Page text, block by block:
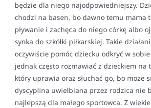
będzie dla niego najodpowiedniejszy.
chodzi na basen, bo dawno temu mama
pływanie i zachęca do niego córkę albo
synka do szkółki piłkarskiej. Takie
oczywiście pomóc dziecku odkryć w
jednak często rozmawiać z dzieckiem na
który uprawia oraz słuchać go, bo może
dyscyplina uwielbiana przez rodzica nie
najlepszą dla małego sportowca. Z